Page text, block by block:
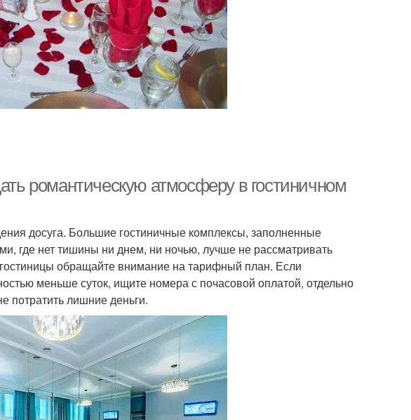
романтическую атмосферу в гостиничном
досуга. Большие гостиничные комплексы, заполненные
где нет тишины ни днем, ни ночью, лучше не рассматривать
обращайте внимание на тарифный план. Если
меньше суток, ищите номера с почасовой оплатой, отдельно
потратить лишние деньги.